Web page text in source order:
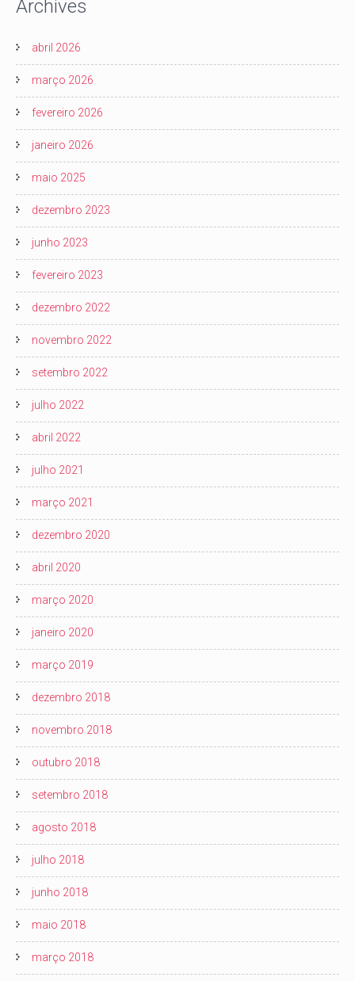
Archives
abril 2026
março 2026
fevereiro 2026
janeiro 2026
maio 2025
dezembro 2023
junho 2023
fevereiro 2023
dezembro 2022
novembro 2022
setembro 2022
julho 2022
abril 2022
julho 2021
março 2021
dezembro 2020
abril 2020
março 2020
janeiro 2020
março 2019
dezembro 2018
novembro 2018
outubro 2018
setembro 2018
agosto 2018
julho 2018
junho 2018
maio 2018
março 2018